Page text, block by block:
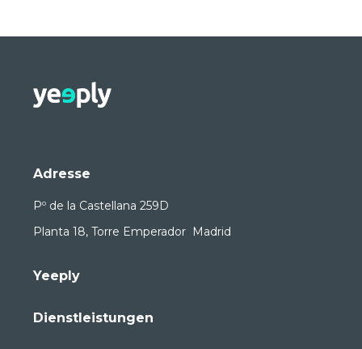
Adresse
Pº de la Castellana 259D
Planta 18, Torre Emperador Madrid
Yeeply
Dienstleistungen